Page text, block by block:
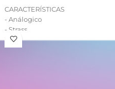
CARACTERÍSTICAS
- Análogico
- Strass
- Cuadrante decorado
- Caja de metal